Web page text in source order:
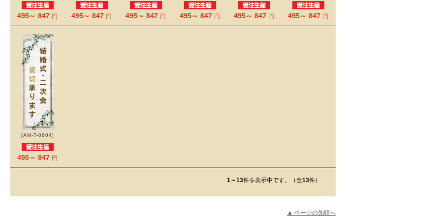
495～ 847 円 495～ 847 円 495～ 847 円 495～ 847 円 495～ 847 円 495～ 847 円
[AM-T-0604]
495～ 847 円
1～13件を表示中です。（全13件）
▲ ページの先頭へ